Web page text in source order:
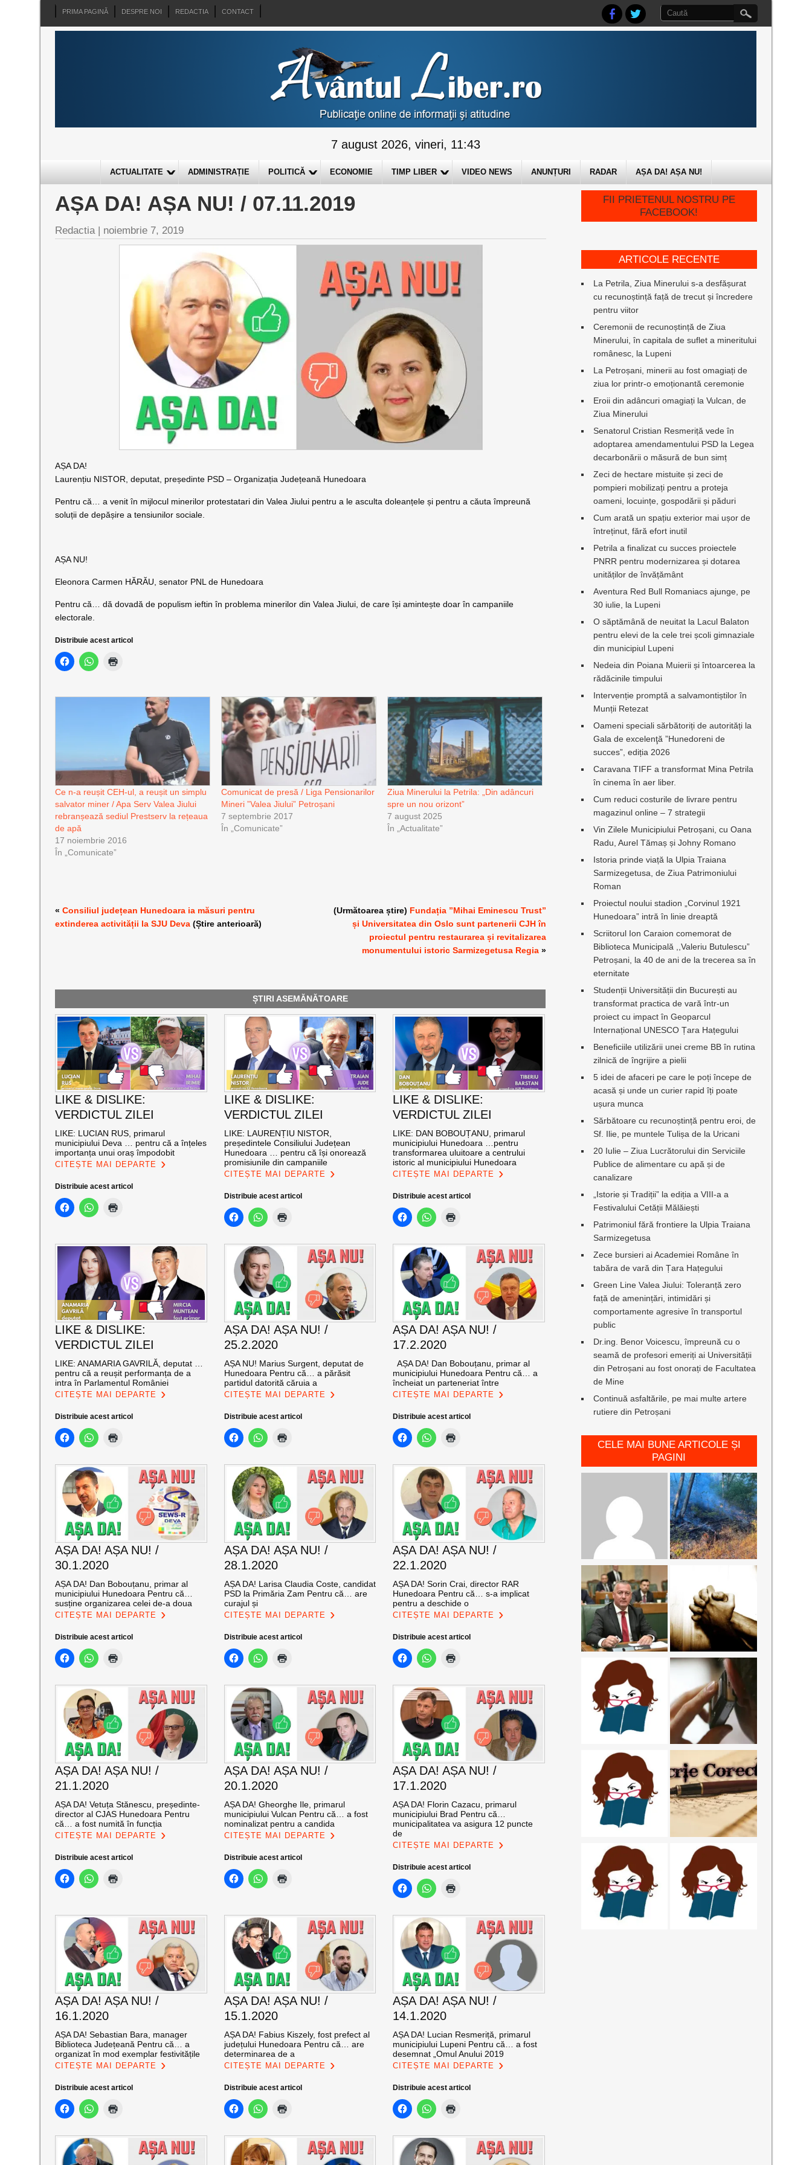
PRIMA PAGINĂ DESPRE NOI REDACTIA CONTACT
7 august 2026, vineri, 11:43
ACTUALITATE ADMINISTRAȚIE POLITICĂ ECONOMIE TIMP LIBER VIDEO NEWS ANUNȚURI RADAR AȘA DA! AȘA NU!
AȘA DA! AȘA NU! / 07.11.2019
Redactia | noiembrie 7, 2019
AȘA DA!
Laurențiu NISTOR, deputat, președinte PSD – Organizația Județeană Hunedoara
Pentru că… a venit în mijlocul minerilor protestatari din Valea Jiului pentru a le asculta doleanțele și pentru a căuta împreună
soluții de depășire a tensiunilor sociale.
AȘA NU!
Eleonora Carmen HĂRĂU, senator PNL de Hunedoara
Pentru că… dă dovadă de populism ieftin în problema minerilor din Valea Jiului, de care își amintește doar în campaniile
electorale.
Distribuie acest articol
Ce n-a reușit CEH-ul, a reușit un simplu
salvator miner / Apa Serv Valea Jiului
rebranșează sediul Prestserv la rețeaua
de apă
17 noiembrie 2016
În „Comunicate”
Comunicat de presă / Liga Pensionarilor
Mineri ”Valea Jiului” Petroșani
7 septembrie 2017
În „Comunicate”
Ziua Minerului la Petrila: „Din adâncuri
spre un nou orizont”
7 august 2025
În „Actualitate”
«Consiliul județean Hunedoara ia măsuri pentru
extinderea activității la SJU Deva (Știre anterioară)
(Următoarea știre) Fundația ”Mihai Eminescu Trust”
și Universitatea din Oslo sunt partenerii CJH în
proiectul pentru restaurarea și revitalizarea
monumentului istoric Sarmizegetusa Regia »
ȘTIRI ASEMĂNĂTOARE
LIKE & DISLIKE:
VERDICTUL ZILEI
LIKE: LUCIAN RUS, primarul
municipiului Deva … pentru că a înțeles
importanța unui oraș împodobit
CITEȘTE MAI DEPARTE
Distribuie acest articol
LIKE & DISLIKE:
VERDICTUL ZILEI
LIKE: LAURENȚIU NISTOR,
președintele Consiliului Județean
Hunedoara … pentru că își onorează
promisiunile din campaniile
CITEȘTE MAI DEPARTE
Distribuie acest articol
LIKE & DISLIKE:
VERDICTUL ZILEI
LIKE: DAN BOBOUȚANU, primarul
municipiului Hunedoara …pentru
transformarea uluitoare a centrului
istoric al municipiului Hunedoara
CITEȘTE MAI DEPARTE
Distribuie acest articol
LIKE & DISLIKE:
VERDICTUL ZILEI
LIKE: ANAMARIA GAVRILĂ, deputat …
pentru că a reușit performanța de a
intra în Parlamentul României
CITEȘTE MAI DEPARTE
Distribuie acest articol
AȘA DA! AȘA NU! /
25.2.2020
AȘA NU! Marius Surgent, deputat de
Hunedoara Pentru că… a părăsit
partidul datorită căruia a
CITEȘTE MAI DEPARTE
Distribuie acest articol
AȘA DA! AȘA NU! /
17.2.2020
AȘA DA! Dan Bobouțanu, primar al
municipiului Hunedoara Pentru că… a
încheiat un parteneriat între
CITEȘTE MAI DEPARTE
Distribuie acest articol
AȘA DA! AȘA NU! /
30.1.2020
AȘA DA! Dan Bobouțanu, primar al
municipiului Hunedoara Pentru că…
susține organizarea celei de-a doua
CITEȘTE MAI DEPARTE
Distribuie acest articol
AȘA DA! AȘA NU! /
28.1.2020
AȘA DA! Larisa Claudia Coste, candidat
PSD la Primăria Zam Pentru că… are
curajul și
CITEȘTE MAI DEPARTE
Distribuie acest articol
AȘA DA! AȘA NU! /
22.1.2020
AȘA DA! Sorin Crai, director RAR
Hunedoara Pentru că… s-a implicat
pentru a deschide o
CITEȘTE MAI DEPARTE
Distribuie acest articol
AȘA DA! AȘA NU! /
21.1.2020
AȘA DA! Vetuța Stănescu, președinte-
director al CJAS Hunedoara Pentru
că… a fost numită în funcția
CITEȘTE MAI DEPARTE
Distribuie acest articol
AȘA DA! AȘA NU! /
20.1.2020
AȘA DA! Gheorghe Ile, primarul
municipiului Vulcan Pentru că… a fost
nominalizat pentru a candida
CITEȘTE MAI DEPARTE
Distribuie acest articol
AȘA DA! AȘA NU! /
17.1.2020
AȘA DA! Florin Cazacu, primarul
municipiului Brad Pentru că…
municipalitatea va asigura 12 puncte
de
CITEȘTE MAI DEPARTE
Distribuie acest articol
AȘA DA! AȘA NU! /
16.1.2020
AȘA DA! Sebastian Bara, manager
Biblioteca Județeană Pentru că… a
organizat în mod exemplar festivitățile
CITEȘTE MAI DEPARTE
Distribuie acest articol
AȘA DA! AȘA NU! /
15.1.2020
AȘA DA! Fabius Kiszely, fost prefect al
județului Hunedoara Pentru că… are
determinarea de a
CITEȘTE MAI DEPARTE
Distribuie acest articol
AȘA DA! AȘA NU! /
14.1.2020
AȘA DA! Lucian Resmeriță, primarul
municipiului Lupeni Pentru că… a fost
desemnat „Omul Anului 2019
CITEȘTE MAI DEPARTE
Distribuie acest articol
FII PRIETENUL NOSTRU PE
FACEBOOK!
ARTICOLE RECENTE
La Petrila, Ziua Minerului s-a desfășurat
cu recunoștință față de trecut și încredere
pentru viitor
Ceremonii de recunoștință de Ziua
Minerului, în capitala de suflet a mineritului
românesc, la Lupeni
La Petroșani, minerii au fost omagiați de
ziua lor printr-o emoționantă ceremonie
Eroii din adâncuri omagiați la Vulcan, de
Ziua Minerului
Senatorul Cristian Resmeriță vede în
adoptarea amendamentului PSD la Legea
decarbonării o măsură de bun simț
Zeci de hectare mistuite și zeci de
pompieri mobilizați pentru a proteja
oameni, locuințe, gospodării și păduri
Cum arată un spațiu exterior mai ușor de
întreținut, fără efort inutil
Petrila a finalizat cu succes proiectele
PNRR pentru modernizarea și dotarea
unităților de învățământ
Aventura Red Bull Romaniacs ajunge, pe
30 iulie, la Lupeni
O săptămână de neuitat la Lacul Balaton
pentru elevi de la cele trei școli gimnaziale
din municipiul Lupeni
Nedeia din Poiana Muierii și întoarcerea la
rădăcinile timpului
Intervenție promptă a salvamontiștilor în
Munții Retezat
Oameni speciali sărbătoriți de autorități la
Gala de excelenţă ”Hunedoreni de
succes”, ediția 2026
Caravana TIFF a transformat Mina Petrila
în cinema în aer liber.
Cum reduci costurile de livrare pentru
magazinul online – 7 strategii
Vin Zilele Municipiului Petroșani, cu Oana
Radu, Aurel Tămaș și Johny Romano
Istoria prinde viață la Ulpia Traiana
Sarmizegetusa, de Ziua Patrimoniului
Roman
Proiectul noului stadion „Corvinul 1921
Hunedoara” intră în linie dreaptă
Scriitorul Ion Caraion comemorat de
Biblioteca Municipală ,,Valeriu Butulescu”
Petroșani, la 40 de ani de la trecerea sa în
eternitate
Studenții Universității din București au
transformat practica de vară într-un
proiect cu impact în Geoparcul
Internațional UNESCO Țara Hațegului
Beneficiile utilizării unei creme BB în rutina
zilnică de îngrijire a pielii
5 idei de afaceri pe care le poți începe de
acasă și unde un curier rapid îți poate
ușura munca
Sărbătoare cu recunoștință pentru eroi, de
Sf. Ilie, pe muntele Tulișa de la Uricani
20 Iulie – Ziua Lucrătorului din Serviciile
Publice de alimentare cu apă și de
canalizare
„Istorie și Tradiții” la ediția a VIII-a a
Festivalului Cetății Mălăiești
Patrimoniul fără frontiere la Ulpia Traiana
Sarmizegetusa
Zece bursieri ai Academiei Române în
tabăra de vară din Țara Hațegului
Green Line Valea Jiului: Toleranță zero
față de amenințări, intimidări și
comportamente agresive în transportul
public
Dr.ing. Benor Voicescu, împreună cu o
seamă de profesori emeriți ai Universității
din Petroșani au fost onorați de Facultatea
de Mine
Continuă asfaltările, pe mai multe artere
rutiere din Petroșani
CELE MAI BUNE ARTICOLE ȘI
PAGINI